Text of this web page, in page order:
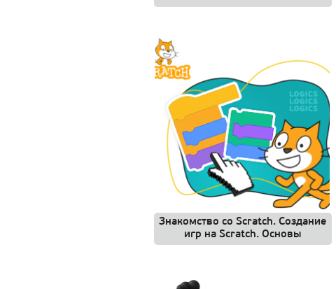
Знакомство со Scratch. Создание
игр на Scratch. Основы